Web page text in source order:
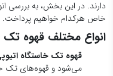
کلمبیا معمولاً به‌خاطر
روزانه مناسب هستند.
قهوه تک خاستگاه
طعم‌های شیرین و
طعمی تازه و زنده
حاصلخیز کاستاریکا